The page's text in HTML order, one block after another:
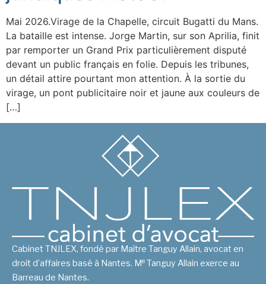
Mai 2026.Virage de la Chapelle, circuit Bugatti du Mans.
La bataille est intense. Jorge Martin, sur son Aprilia, finit
par remporter un Grand Prix particulièrement disputé
devant un public français en folie. Depuis les tribunes,
un détail attire pourtant mon attention. À la sortie du
virage, un pont publicitaire noir et jaune aux couleurs de
[…]
Cabinet TNJLEX, fondé par Maître Tanguy Allain, avocat en
droit d’affaires basé à Nantes. Me Tanguy Allain exerce au
Barreau de Nantes.